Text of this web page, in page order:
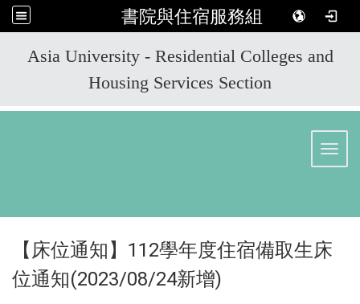
書院與住宿服務組
Asia University - Residential Colleges and
Housing Services Section
【床位通知】112學年度住宿備取生床
位通知(2023/08/24新增)